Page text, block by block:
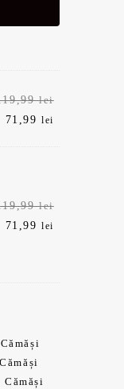
lei
71,99lei
lei
71,99lei
Cămăși
Cămăși
Cămăși